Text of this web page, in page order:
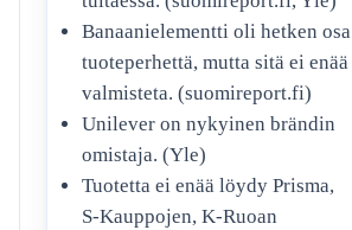
Banaanielementti oli hetken osa
tuoteperhettä, mutta sitä ei enää
valmisteta. (suomireport.fi)
Unilever on nykyinen brändin
omistaja. (Yle)
Tuotetta ei enää löydy Prisma,
S-Kauppojen, K-Ruoan